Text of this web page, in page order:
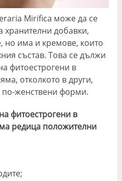
Mirifica може да се
добавки,
но има и кремове, които
състав. Това се дължи
фитоестрогени в
отколкото в други,
женствени форми.
фитоестрогени в
редица положителни